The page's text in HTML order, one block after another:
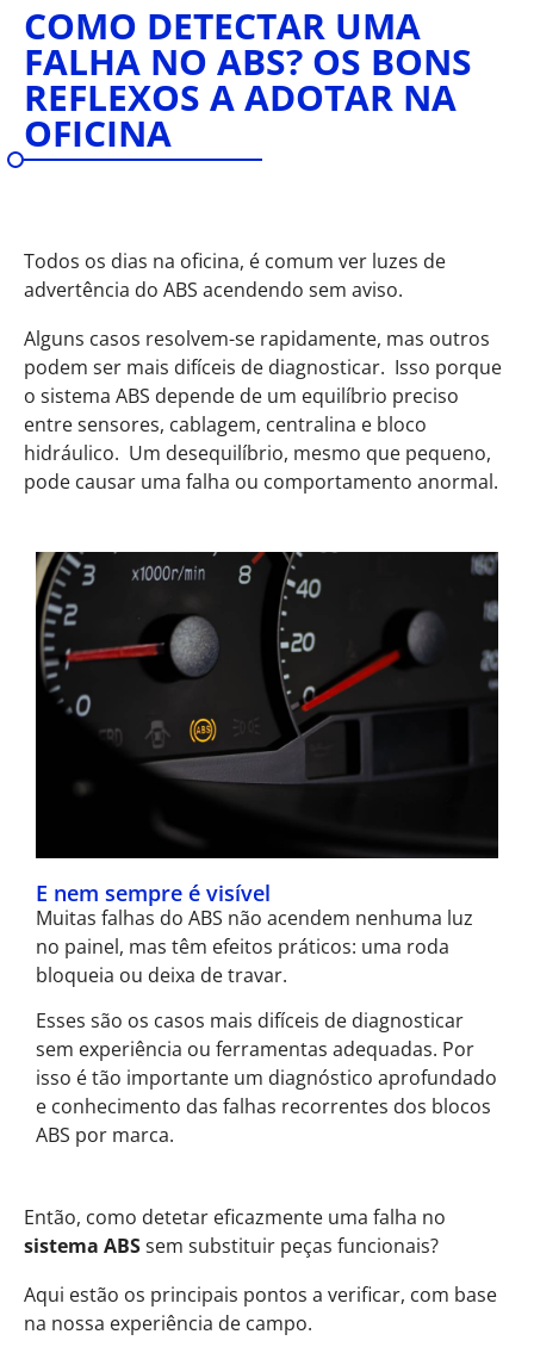
COMO DETECTAR UMA
FALHA NO ABS? OS BONS
REFLEXOS A ADOTAR NA
OFICINA
Todos os dias na oficina, é comum ver luzes de
advertência do ABS acendendo sem aviso.
Alguns casos resolvem-se rapidamente, mas outros
podem ser mais difíceis de diagnosticar. Isso porque
o sistema ABS depende de um equilíbrio preciso
entre sensores, cablagem, centralina e bloco
hidráulico. Um desequilíbrio, mesmo que pequeno,
pode causar uma falha ou comportamento anormal.
E nem sempre é visível
Muitas falhas do ABS não acendem nenhuma luz
no painel, mas têm efeitos práticos: uma roda
bloqueia ou deixa de travar.
Esses são os casos mais difíceis de diagnosticar
sem experiência ou ferramentas adequadas. Por
isso é tão importante um diagnóstico aprofundado
e conhecimento das falhas recorrentes dos blocos
ABS por marca.
Então, como detetar eficazmente uma falha no
sistema ABSsem substituir peças funcionais?
Aqui estão os principais pontos a verificar, com base
na nossa experiência de campo.